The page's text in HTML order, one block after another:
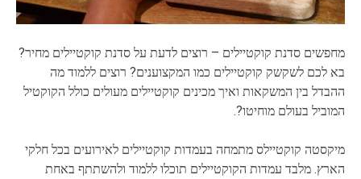
מחפשים סדנת קוקטיילים – רוצים לדעת על סדנת קוקטיילים מחיר?
בא לכם לשקשק קוקטיילים כמו המקצוענים? רוצים ללמוד מה
ההבדל בין המשקאות ואיך מכינים קוקטיילים מעולים כולל הקוקטיל
המוביל בעולם מוחיטו?.
מיקסטה קוקטיילס מתמחה בעמדות קוקטיילים לאירועים בכל חלקי
הארץ. מלבד עמדות הקוקטיילים תוכלו ללמוד ולהשתתף באחת